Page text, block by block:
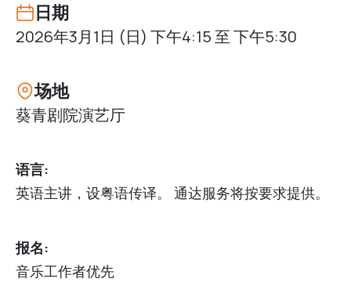
日期
2026年3月1日 (日) 下午4:15 至 下午5:30
场地
葵青剧院演艺厅
语言:
英语主讲，设粤语传译。 通达服务将按要求提供。
报名:
音乐工作者优先